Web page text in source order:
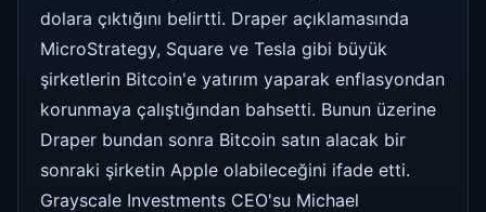
dolara çıktığını belirtti. Draper açıklamasında
MicroStrategy, Square ve Tesla gibi büyük
şirketlerin Bitcoin'e yatırım yaparak enflasyondan
korunmaya çalıştığından bahsetti. Bunun üzerine
Draper bundan sonra Bitcoin satın alacak bir
sonraki şirketin Apple olabileceğini ifade etti.
Grayscale Investments CEO'su Michael